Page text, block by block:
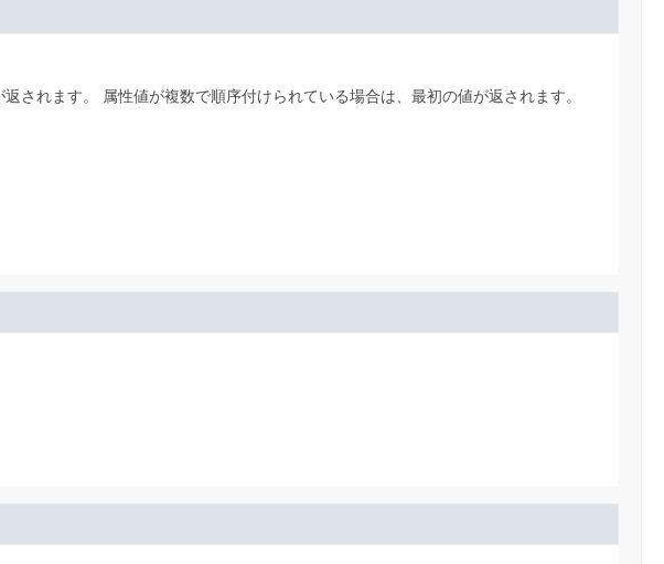
されます。 属性値が複数で順序付けられている場合は、最初の値が返されます。